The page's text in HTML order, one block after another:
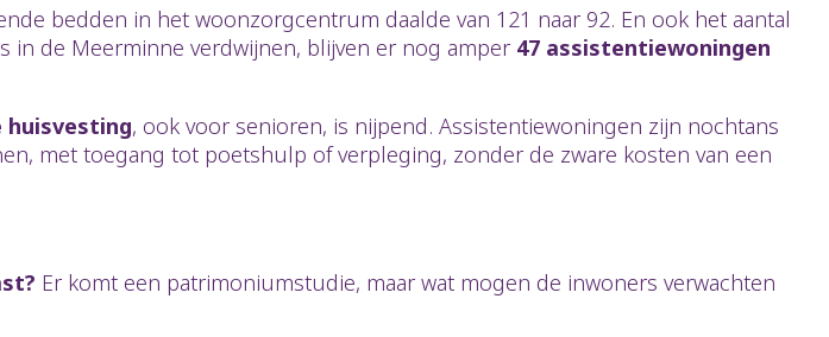
bedden in het woonzorgcentrum daalde van 121 naar 92. En ook het aantal
in de Meerminne verdwijnen, blijven er nog amper 47 assistentiewoningen
huisvesting, ook voor senioren, is nijpend. Assistentiewoningen zijn nochtans
met toegang tot poetshulp of verpleging, zonder de zware kosten van een
Er komt een patrimoniumstudie, maar wat mogen de inwoners verwachten